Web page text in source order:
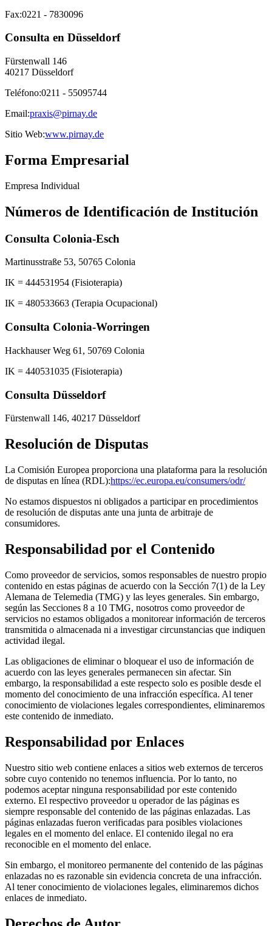
Fax:0221 - 7830096
Consulta en Düsseldorf
Fürstenwall 146
40217 Düsseldorf
Teléfono:0211 - 55095744
Email:praxis@pirnay.de
Sitio Web:www.pirnay.de
Forma Empresarial
Empresa Individual
Números de Identificación de Institución
Consulta Colonia-Esch
Martinusstraße 53, 50765 Colonia
IK = 444531954 (Fisioterapia)
IK = 480533663 (Terapia Ocupacional)
Consulta Colonia-Worringen
Hackhauser Weg 61, 50769 Colonia
IK = 440531035 (Fisioterapia)
Consulta Düsseldorf
Fürstenwall 146, 40217 Düsseldorf
Resolución de Disputas
La Comisión Europea proporciona una plataforma para la resolución
de disputas en línea (RDL):https://ec.europa.eu/consumers/odr/
No estamos dispuestos ni obligados a participar en procedimientos
de resolución de disputas ante una junta de arbitraje de
consumidores.
Responsabilidad por el Contenido
Como proveedor de servicios, somos responsables de nuestro propio
contenido en estas páginas de acuerdo con la Sección 7(1) de la Ley
Alemana de Telemedia (TMG) y las leyes generales. Sin embargo,
según las Secciones 8 a 10 TMG, nosotros como proveedor de
servicios no estamos obligados a monitorear información de terceros
transmitida o almacenada ni a investigar circunstancias que indiquen
actividad ilegal.
Las obligaciones de eliminar o bloquear el uso de información de
acuerdo con las leyes generales permanecen sin afectar. Sin
embargo, la responsabilidad a este respecto solo es posible desde el
momento del conocimiento de una infracción específica. Al tener
conocimiento de violaciones legales correspondientes, eliminaremos
este contenido de inmediato.
Responsabilidad por Enlaces
Nuestro sitio web contiene enlaces a sitios web externos de terceros
sobre cuyo contenido no tenemos influencia. Por lo tanto, no
podemos aceptar ninguna responsabilidad por este contenido
externo. El respectivo proveedor u operador de las páginas es
siempre responsable del contenido de las páginas enlazadas. Las
páginas enlazadas fueron verificadas para posibles violaciones
legales en el momento del enlace. El contenido ilegal no era
reconocible en el momento del enlace.
Sin embargo, el monitoreo permanente del contenido de las páginas
enlazadas no es razonable sin evidencia concreta de una infracción.
Al tener conocimiento de violaciones legales, eliminaremos dichos
enlaces de inmediato.